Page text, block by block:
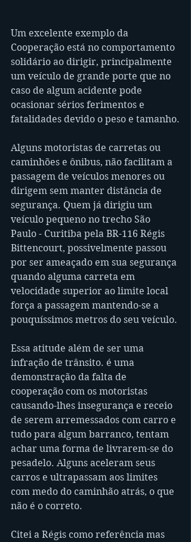
Um excelente exemplo da
Cooperação está no comportamento
solidário ao dirigir, principalmente
um veículo de grande porte que no
caso de algum acidente pode
ocasionar sérios ferimentos e
fatalidades devido o peso e tamanho.
Alguns motoristas de carretas ou
caminhões e ônibus, não facilitam a
passagem de veículos menores ou
dirigem sem manter distância de
segurança. Quem já dirigiu um
veículo pequeno no trecho São
Paulo - Curitiba pela BR-116 Régis
Bittencourt, possivelmente passou
por ser ameaçado em sua segurança
quando alguma carreta em
velocidade superior ao limite local
força a passagem mantendo-se a
pouquíssimos metros do seu veículo.
Essa atitude além de ser uma
infração de trânsito. é uma
demonstração da falta de
cooperação com os motoristas
causando-lhes insegurança e receio
de serem arremessados com carro e
tudo para algum barranco, tentam
achar uma forma de livrarem-se do
pesadelo. Alguns aceleram seus
carros e ultrapassam aos limites
com medo do caminhão atrás, o que
não é o correto.
Citei a Régis como referência mas